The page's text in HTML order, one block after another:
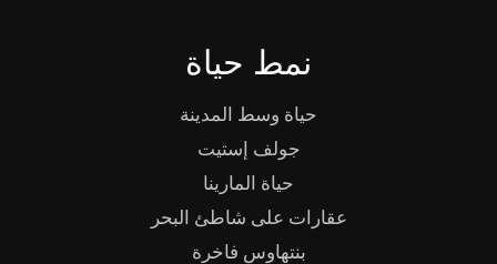
نمط حياة
حياة وسط المدينة
جولف إستيت
حياة المارينا
عقارات على شاطئ البحر
بنتهاوس فاخرة